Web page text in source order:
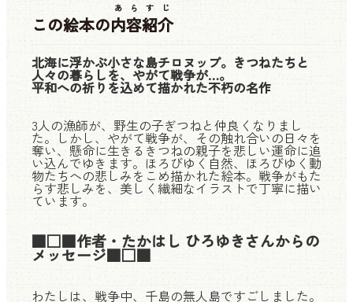
この絵本の内容紹介
あらすじ
北海に浮かぶ小さな島チロヌップ。きつねたちと
人々の暮らしを、やがて戦争が…。
平和への祈りを込めて描かれた不朽の名作
3人の漁師が、野生の子ぎつねと仲良くなりまし
た。しかし、やがて戦争が、その触れ合いの日々を
奪い、懸命に生きるきつねの親子を悲しい運命に追
い込んでゆきます。ほろびゆく自然、ほろびゆく動
物たちへの悲しみをこめ描かれた絵本。戦争がもた
らす悲しみを、美しく繊細なイラストで丁寧に描い
ています。
■□■作者・たかはし ひろゆきさんからの
メッセージ■□■
わたしは、戦争中、千島の無人島ですごしました。